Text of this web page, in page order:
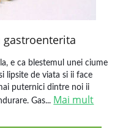
e ca blestemul unei ciume
lipsite de viata si ii face
puternici dintre noi ii
Gas... Mai mult